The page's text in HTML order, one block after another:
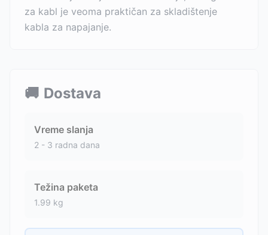
za kabl je veoma praktičan za skladištenje
kabla za napajanje.
🚚 Dostava
Vreme slanja
2 - 3 radna dana
Težina paketa
1.99 kg